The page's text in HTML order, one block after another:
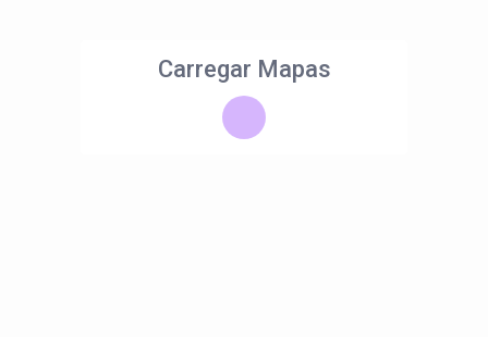
Carregar Mapas